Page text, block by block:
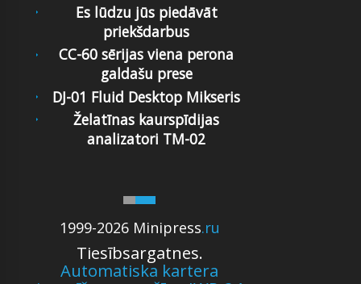
1999-2026 Minipress.ru
Tiesībsargatnes.
Automatiska kartera
Es lūdzu jūs piedāvāt
priekšdarbus
CC-60 sērijas viena perona
galdašu prese
DJ-01 Fluid Desktop Mikseris
Želatīnas kaurspīdijas
analizatori TM-02